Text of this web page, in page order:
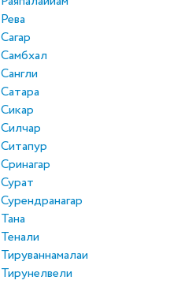
Рева
Сагар
Самбхал
Сангли
Сатара
Сикар
Силчар
Ситапур
Сринагар
Сурат
Сурендранагар
Тана
Тенали
Тируваннамалаи
Тирунелвели